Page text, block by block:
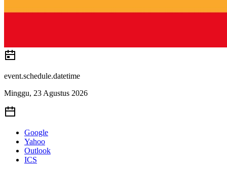
event.schedule.datetime
Minggu, 23 Agustus 2026
Google
Yahoo
Outlook
ICS